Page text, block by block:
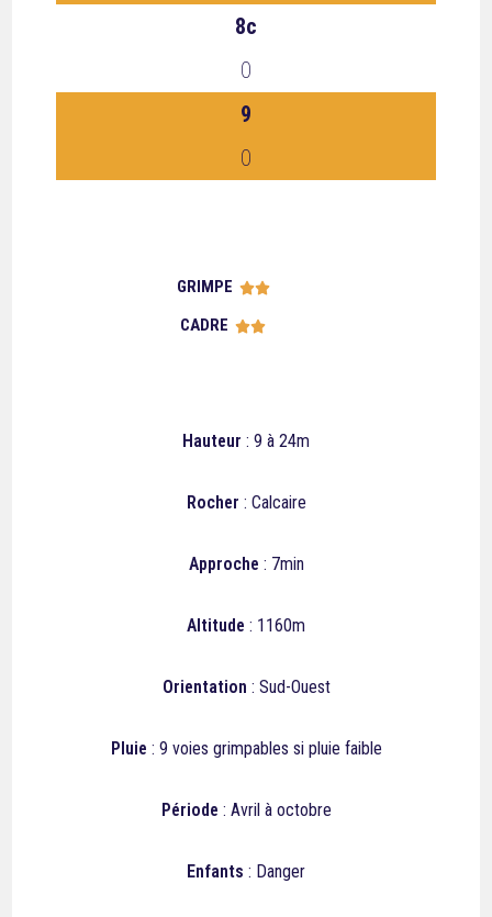
8c
0
9
0
GRIMPE 
CADRE 
Hauteur : 9 à 24m
Rocher : Calcaire
Approche : 7min
Altitude : 1160m
Orientation : Sud-Ouest
Pluie : 9 voies grimpables si pluie faible
Période : Avril à octobre
Enfants : Danger